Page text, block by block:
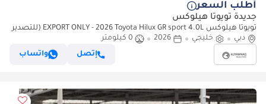
أطلب السعر
جديدة تويوتا هيلوكس
تويوتا هيلوكس EXPORT ONLY - 2026 Toyota Hilux GR sport 4.0L (للتصدير
فقط)
دبي خليجي 2026
0 كيلومتر
إتصل
واتساب